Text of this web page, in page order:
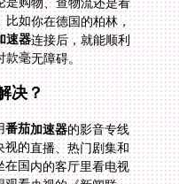
速器连接后，就能顺利
款毫无障碍。
决？
番茄加速器的影音专线
就能解决。连接后，你可以观看央视的直播、热门剧集和
纪录片，高清画面不卡顿，就像坐在国内的客厅里看电视
一样。比如你在德国的慕尼黑，想观看央视的《新闻联